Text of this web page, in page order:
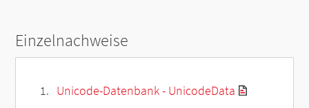
Einzelnachweise
Unicode-Datenbank - UnicodeData